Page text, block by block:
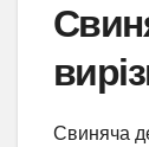
Свиняча